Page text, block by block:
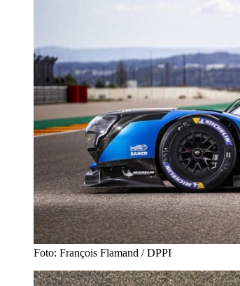
Foto: François Flamand / DPPI